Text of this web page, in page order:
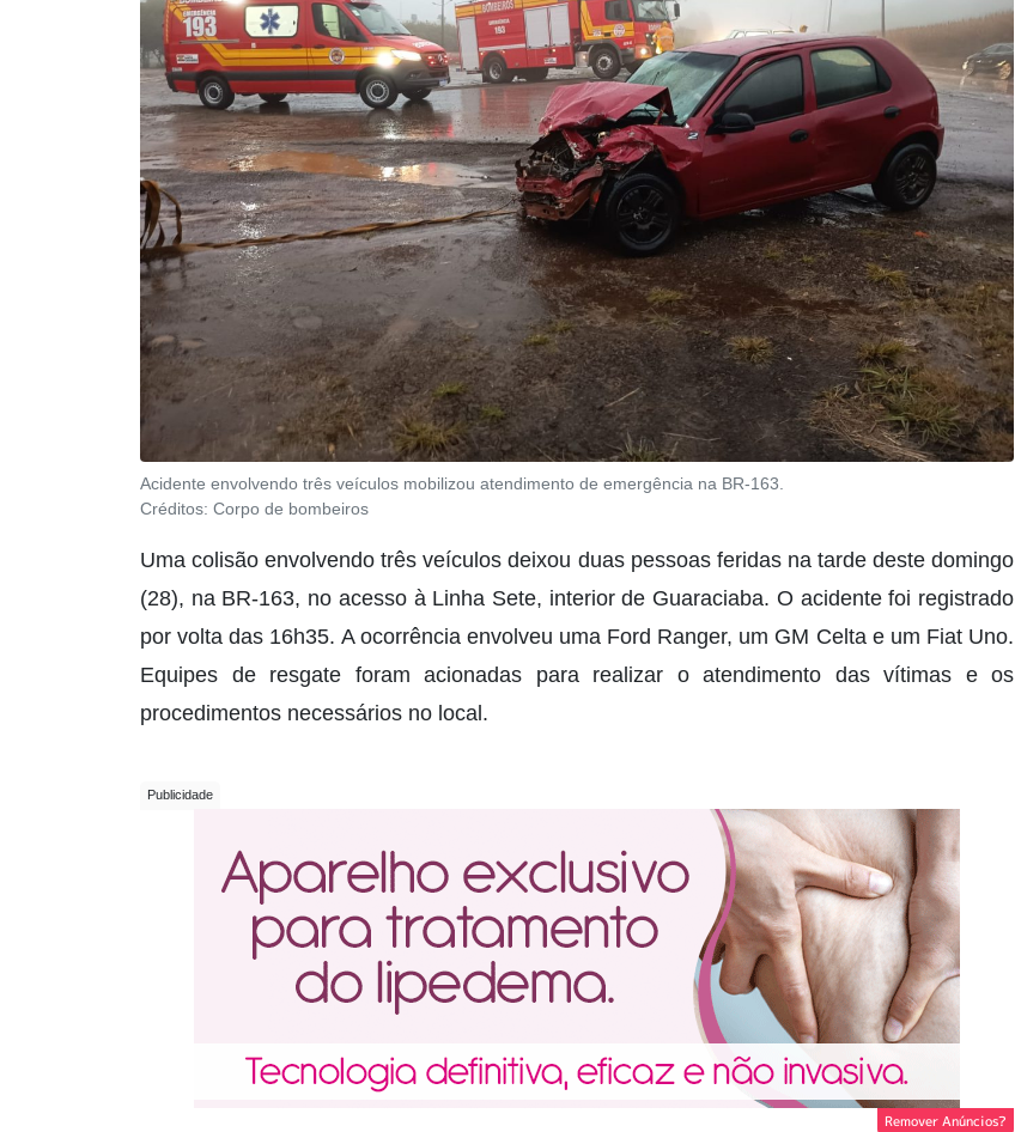
Acidente envolvendo três veículos mobilizou atendimento de emergência na BR-163.
Créditos: Corpo de bombeiros
Uma colisão envolvendo três veículos deixou duas pessoas feridas na tarde deste domingo
(28), na BR-163, no acesso à Linha Sete, interior de Guaraciaba. O acidente foi registrado
por volta das 16h35. A ocorrência envolveu uma Ford Ranger, um GM Celta e um Fiat Uno.
Equipes de resgate foram acionadas para realizar o atendimento das vítimas e os
procedimentos necessários no local.
Remover Anúncios?